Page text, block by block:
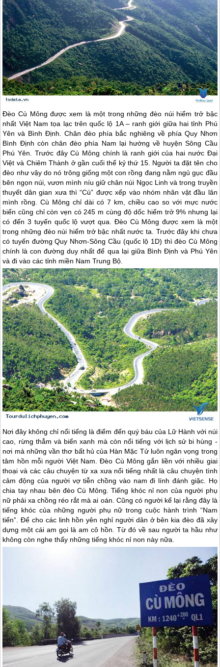
Đèo Cù Mông được xem là một trong những đèo núi hiểm trở bậc
nhất Việt Nam tọa lạc trên quốc lộ 1A – ranh giới giữa hai tỉnh Phú
Yên và Bình Định. Chân đèo phía bắc nghiêng về phía Quy Nhơn
Bình Định còn chân đèo phía Nam lại hướng về huyện Sông Cầu
Phú Yên. Trước đây Cù Mông chính là ranh giới của hai nước Đại
Việt và Chiêm Thành ở gần cuối thế kỷ thứ 15. Người ta đặt tên cho
đèo như vậy do nó trông giống một con rồng đang nằm ngủ gục đầu
bên ngọn núi, vươn mình níu giữ chân núi Ngọc Linh và trong truyền
thuyết dân gian xưa thì “Cù” được xếp vào nhóm nhân vật đầu lân
mình rồng. Cù Mông chỉ dài có 7 km, chiều cao so với mực nước
biển cũng chỉ còn vẹn có 245 m cùng độ dốc hiểm trở 9% nhưng lại
có đến 3 tuyến quốc lộ vượt qua. Đèo Cù Mông được xem là một
trong những đèo núi hiểm trở bậc nhất nước ta. Trước đây khi chưa
có tuyến đườngQuy Nhơn-Sông Cầu (quốc lộ 1D) thì đèo Cù Mông
chính là con đường duy nhất để qua lại giữa Bình Định và Phú Yên
và đi vào các tỉnh miền Nam Trung Bộ.
Nơi đây không chỉ nổi tiếng là điểm đến quý báu của Lữ Hành với núi
cao, rừng thẳm và biển xanh mà còn nổi tiếng với lịch sử bi hùng -
nơi mà những vần thơ bất hủ của Hàn Mặc Tử luôn ngân vọng trong
tâm hồn mỗi người Việt Nam. Đèo Cù Mông gắn liền với nhiều giai
thoại và các câu chuyện từ xa xưa nổi tiếng nhất là câu chuyện tình
cảm động của người vợ tiễn chồng vào nam đi lính đánh giặc. Họ
chia tay nhau bên đèo Cù Mông. Tiếng khóc nỉ non của người phụ
nữ phải xa chồng réo rắt mà ai oán. Cũng có người kể lại rằng đây là
tiếng khóc của những người phụ nữ trong cuộc hành trình “Nam
tiến”. Để cho các linh hồn yên nghỉ người dân ở bên kia đèo đã xây
dựng một cái am gọi là am cô hồn. Từ đó về sau người ta hầu như
không còn nghe thấy những tiếng khóc nỉ non này nữa.